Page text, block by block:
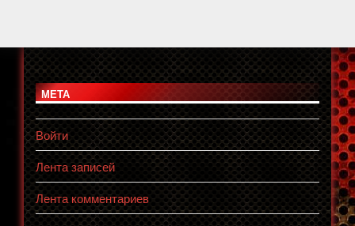
МЕТА
Войти
Лента записей
Лента комментариев